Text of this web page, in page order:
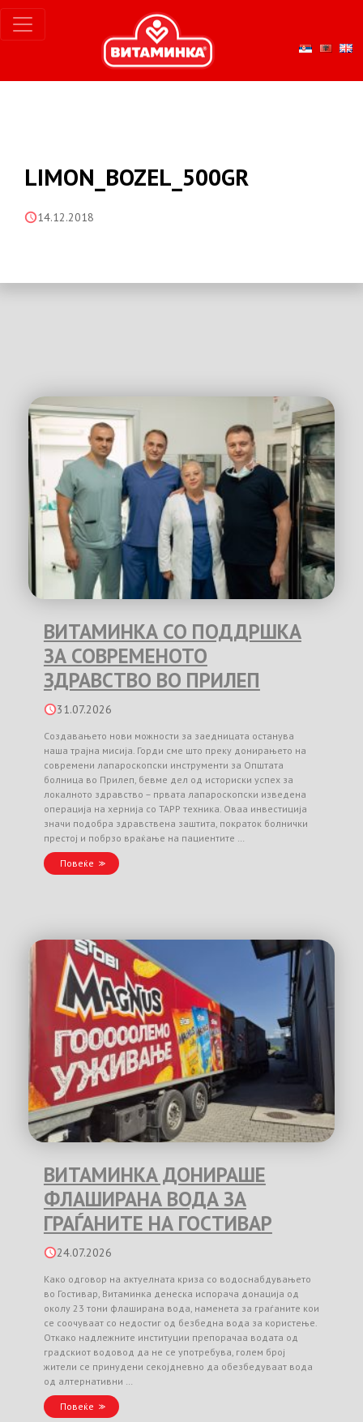
LIMON_BOZEL_500GR
14.12.2018
ВИТАМИНКА СО ПОДДРШКА
ЗА СОВРЕМЕНОТО
ЗДРАВСТВО ВО ПРИЛЕП
31.07.2026
Создавањето нови можности за заедницата останува
наша трајна мисија. Горди сме што преку донирањето на
современи лапароскопски инструменти за Општата
болница во Прилеп, бевме дел од историски успех за
локалното здравство – првата лапароскопски изведена
операција на хернија со TAPP техника. Оваа инвестиција
значи подобра здравствена заштита, пократок болнички
престој и побрзо враќање на пациентите …
Повеќе
ВИТАМИНКА ДОНИРАШЕ
ФЛАШИРАНА ВОДА ЗА
ГРАЃАНИТЕ НА ГОСТИВАР
24.07.2026
Како одговор на актуелната криза со водоснабдувањето
во Гостивар, Витаминка денеска испорача донација од
околу 23 тони флаширана вода, наменета за граѓаните кои
се соочуваат со недостиг од безбедна вода за користење.
Откако надлежните институции препорачаа водата од
градскиот водовод да не се употребува, голем број
жители се принудени секојдневно да обезбедуваат вода
од алтернативни …
Повеќе